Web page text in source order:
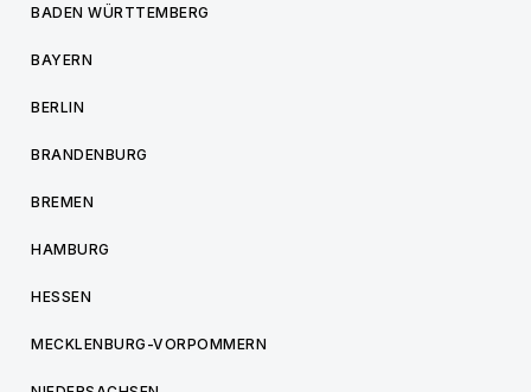
BADEN WÜRTTEMBERG
BAYERN
BERLIN
BRANDENBURG
BREMEN
HAMBURG
HESSEN
MECKLENBURG-VORPOMMERN